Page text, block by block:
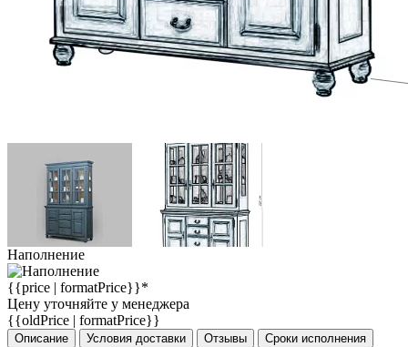
Наполнение
{{price | formatPrice}}*
Цену уточняйте у менеджера
{{oldPrice | formatPrice}}
Описание Условия доставки Отзывы
Сроки исполнения